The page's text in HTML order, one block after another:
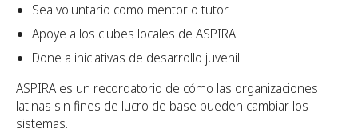
Sea voluntario como mentor o tutor
Apoye a los clubes locales de ASPIRA
Done a iniciativas de desarrollo juvenil
ASPIRA es un recordatorio de cómo las organizaciones
latinas sin fines de lucro de base pueden cambiar los
sistemas.